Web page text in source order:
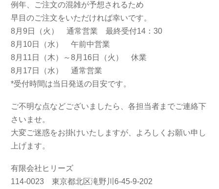
例年、ご注文の混雑が予想されるため
早目のご注文をいただければ幸いです。
8月9日（火） 通常営業 最終受付14：30
8月10日（水） 午前中営業
8月11日（木）～8月16日（火） 休業
8月17日（水） 通常営業
*受付時間は当日発送の目安です。
ご不明な点などございましたら、各担当者までご連絡下
さいませ。
大変ご迷惑をお掛けいたしますが、よろしくお願い申し
上げます。
有限会社ヒリーズ
114-0023 東京都北区滝野川6-45-9-202